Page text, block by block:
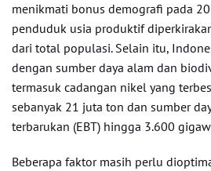
menikmati bonus demografi pada
penduduk usia produktif
dari total populasi. Selain itu,
dengan sumber daya alam dan
termasuk cadangan nikel yang
sebanyak 21 juta ton dan sumber
terbarukan (EBT) hingga 3.600
Beberapa faktor masih perlu